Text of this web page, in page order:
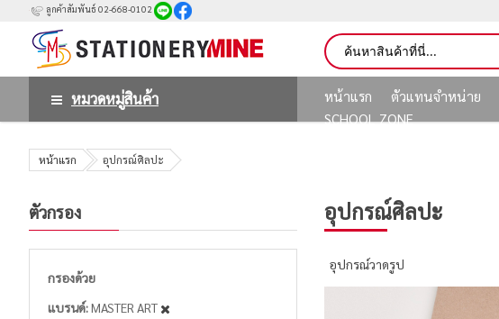
ลูกค้าสัมพันธ์ 02-668-0102
หมวดหมู่สินค้า หน้าแรก ตัวแทนจำหน่าย
SCHOOL ZONE
หน้าแรก อุปกรณ์ศิลปะ
อุปกรณ์ศิลปะ
อุปกรณ์วาดรูป
ตัวกรอง
กรองด้วย
แบรนด์ MASTER ART